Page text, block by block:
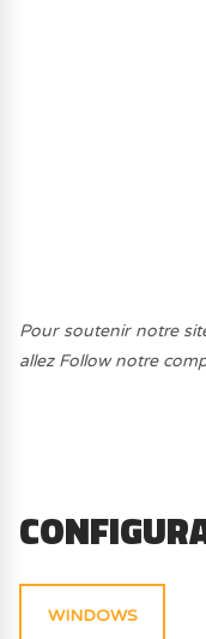
Pour soutenir notre
allez Follow notre
WINDOWS